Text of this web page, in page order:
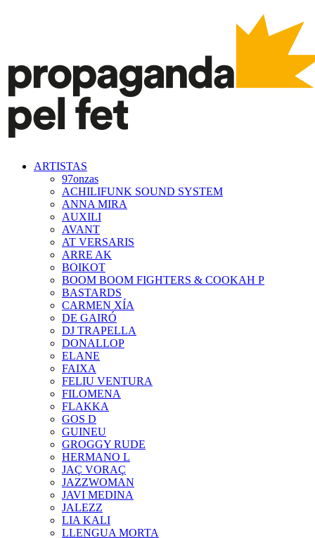
ARTISTAS
97onzas
ACHILIFUNK SOUND SYSTEM
ANNA MIRA
AUXILI
AVANT
AT VERSARIS
ARRE AK
BOIKOT
BOOM BOOM FIGHTERS & COOKAH P
BASTARDS
CARMEN XÍA
DE GAIRÓ
DJ TRAPELLA
DONALLOP
ELANE
FAIXA
FELIU VENTURA
FILOMENA
FLAKKA
GOS D
GUINEU
GROGGY RUDE
HERMANO L
JAÇ VORAÇ
JAZZWOMAN
JAVI MEDINA
JALEZZ
LIA KALI
LLENGUA MORTA